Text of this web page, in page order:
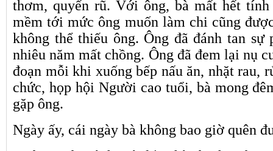
thơm, quyến rũ. Với ông, bà mất hết
mềm tới mức ông muốn làm chi cũng
không thể thiếu ông. Ông đã đánh tan sự
nhiêu năm mất chồng. Ông đã đem lại nụ
đoạn mỗi khi xuống bếp nấu ăn, nhặt rau,
chức, họp hội Người cao tuổi, bà mong
gặp ông.
Ngày ấy, cái ngày bà không bao giờ quên